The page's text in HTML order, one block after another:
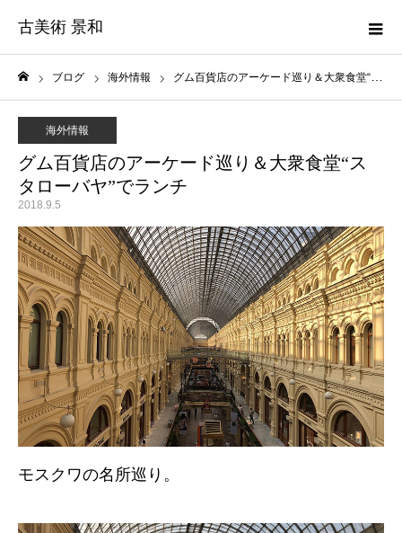
古美術 景和
ブログ 海外情報 グム百貨店のアーケード巡り＆大衆食堂“スタローバヤ”でランチ
海外情報
グム百貨店のアーケード巡り＆大衆食堂“ス
タローバヤ”でランチ
2018.9.5
モスクワの名所巡り。